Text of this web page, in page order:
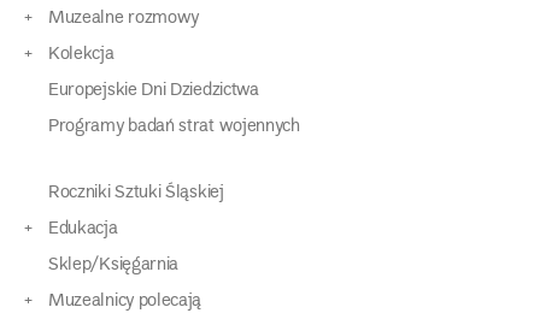
Muzealne rozmowy
Kolekcja
Europejskie Dni Dziedzictwa
Programy badań strat wojennych
Roczniki Sztuki Śląskiej
Edukacja
Sklep/Księgarnia
Muzealnicy polecają